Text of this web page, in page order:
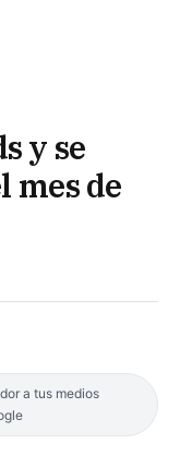
y se
mes de
a tus medios